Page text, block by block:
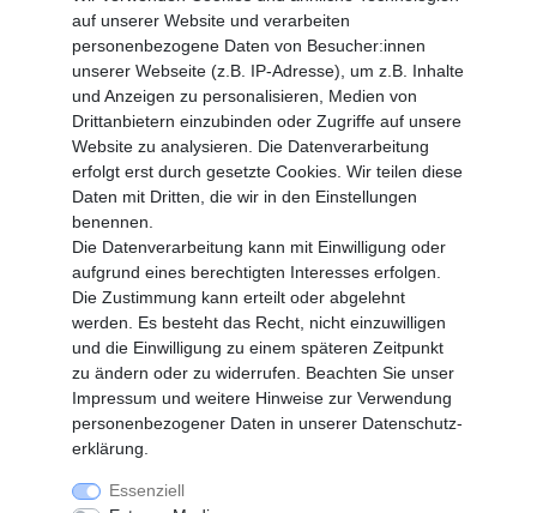
Fragen und Antworten
Zahlungsarten
MEIN KONTO
Altgeräte Verordnung
Login
Registrieren
Vertrag widerrufen
SERVICE
Info Material als PDF
Versand
Rückrufe
Galerie
Widerrufs­recht
auf unserer Website und verarbeiten
personenbezogene Daten von Besucher:innen
unserer Webseite (z.B. IP-Adresse), um z.B. Inhalte
und Anzeigen zu personalisieren, Medien von
Drittanbietern einzubinden oder Zugriffe auf unsere
Website zu analysieren. Die Datenverarbeitung
erfolgt erst durch gesetzte Cookies. Wir teilen diese
Daten mit Dritten, die wir in den Einstellungen
benennen.
Die Datenverarbeitung kann mit Einwilligung oder
aufgrund eines berechtigten Interesses erfolgen.
Die Zustimmung kann erteilt oder abgelehnt
werden. Es besteht das Recht, nicht einzuwilligen
und die Einwilligung zu einem späteren Zeitpunkt
zu ändern oder zu widerrufen. Beachten Sie unser
Impressum und weitere Hinweise zur Verwendung
personenbezogener Daten in unserer Daten­schutz­
erklärung
Essenziell